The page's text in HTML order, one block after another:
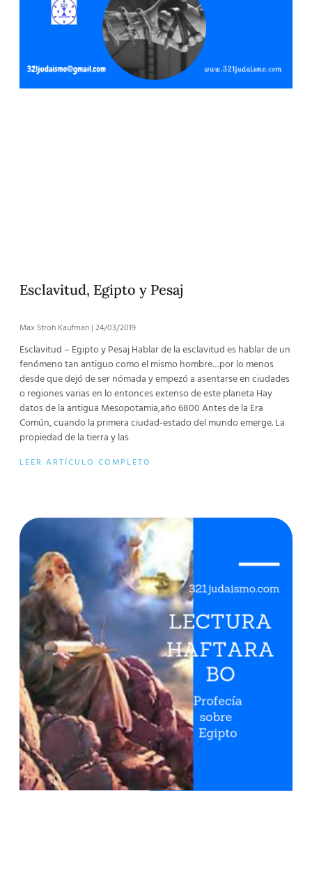
Esclavitud, Egipto y Pesaj
Max Stroh Kaufman 24/03/2019
Esclavitud – Egipto y Pesaj Hablar de la esclavitud es hablar de un
fenómeno tan antiguo como el mismo hombre…por lo menos
desde que dejó de ser nómada y empezó a asentarse en ciudades
o regiones varias en lo entonces extenso de este planeta Hay
datos de la antigua Mesopotamia,año 6800 Antes de la Era
Común, cuando la primera ciudad-estado del mundo emerge. La
propiedad de la tierra y las
LEER ARTÍCULO COMPLETO